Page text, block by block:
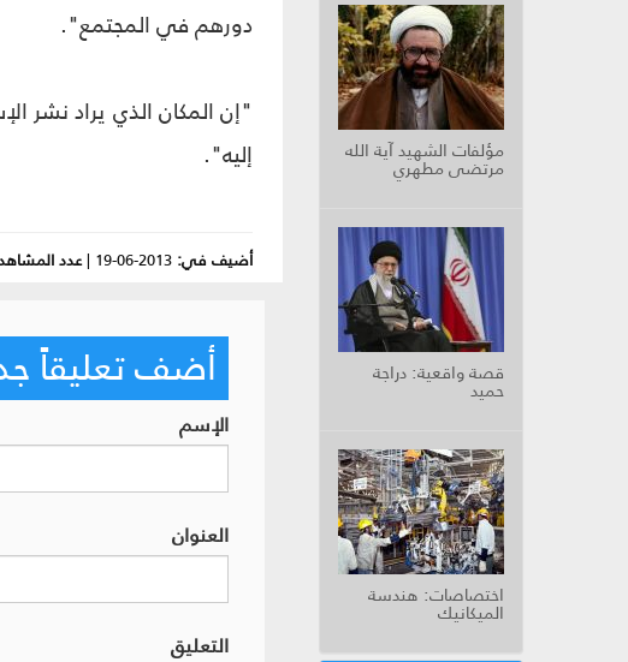
مؤلفات الشهيد آية الله
مرتضى مطهري
قصة واقعية: دراجة
حميد
اختصاصات: هندسة
الميكانيك
دورهم في المجتمع".
"إن المكان الذي يراد نشر
إليه".
أضيف في: 2013-06-19
|عدد
أضف تعليقاً
الإسم
العنوان
التعليق